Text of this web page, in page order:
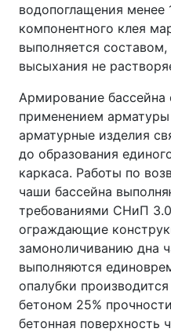
водопоглащения менее
компонентного клея
выполняется
высыхания не
Армирование бассейна
применением
арматурные изделия
до образования
каркаса. Работы по
чаши бассейна
требованиями СНиП
ограждающие
замоноличиванию дна
выполняются
опалубки
бетоном 25%
бетонная поверхность